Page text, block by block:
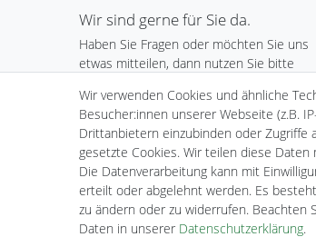
Wir sind gerne für Sie da.
Haben Sie Fragen oder möchten Sie uns
etwas mitteilen, dann nutzen Sie bitte
Zum Kontaktformular
Impressum
Wir verwenden Cookies und ähnliche
Besucher:innen unserer Webseite (z.B.
Drittanbietern einzubinden oder Zugriffe
gesetzte Cookies. Wir teilen diese
Die Datenverarbeitung kann mit
erteilt oder abgelehnt werden. Es
zu ändern oder zu widerrufen. Beachten
Daten in unserer Daten­schutz­erklärung.